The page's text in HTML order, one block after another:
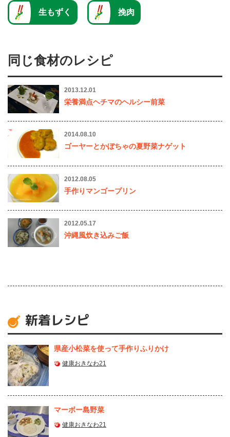
生もずく 挽肉
同じ食材のレシピ
2013.12.01
栄養満点ヘチマのヘルシー前菜
2014.08.10
ゴーヤーとかぼちゃの夏野菜ナゲット
2012.08.05
手作りマンゴープリン
2012.05.17
沖縄風炊き込みご飯
新着レシピ
県産⼩松菜を使って⼿作りふりかけ
健康おきなわ21
マーボー島野菜
健康おきなわ21